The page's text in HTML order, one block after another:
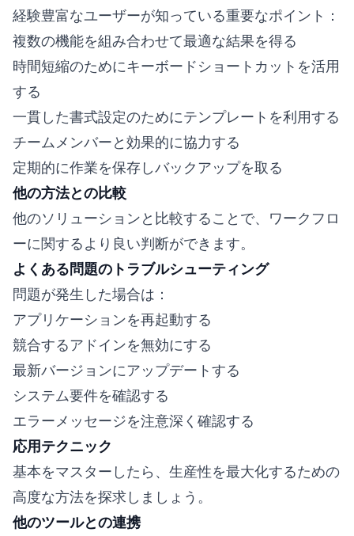
経験豊富なユーザーが知っている重要なポイント：
複数の機能を組み合わせて最適な結果を得る
時間短縮のためにキーボードショートカットを活用
する
一貫した書式設定のためにテンプレートを利用する
チームメンバーと効果的に協力する
定期的に作業を保存しバックアップを取る
他の方法との比較
他のソリューションと比較することで、ワークフロ
ーに関するより良い判断ができます。
よくある問題のトラブルシューティング
問題が発生した場合は：
アプリケーションを再起動する
競合するアドインを無効にする
最新バージョンにアップデートする
システム要件を確認する
エラーメッセージを注意深く確認する
応用テクニック
基本をマスターしたら、生産性を最大化するための
高度な方法を探求しましょう。
他のツールとの連携